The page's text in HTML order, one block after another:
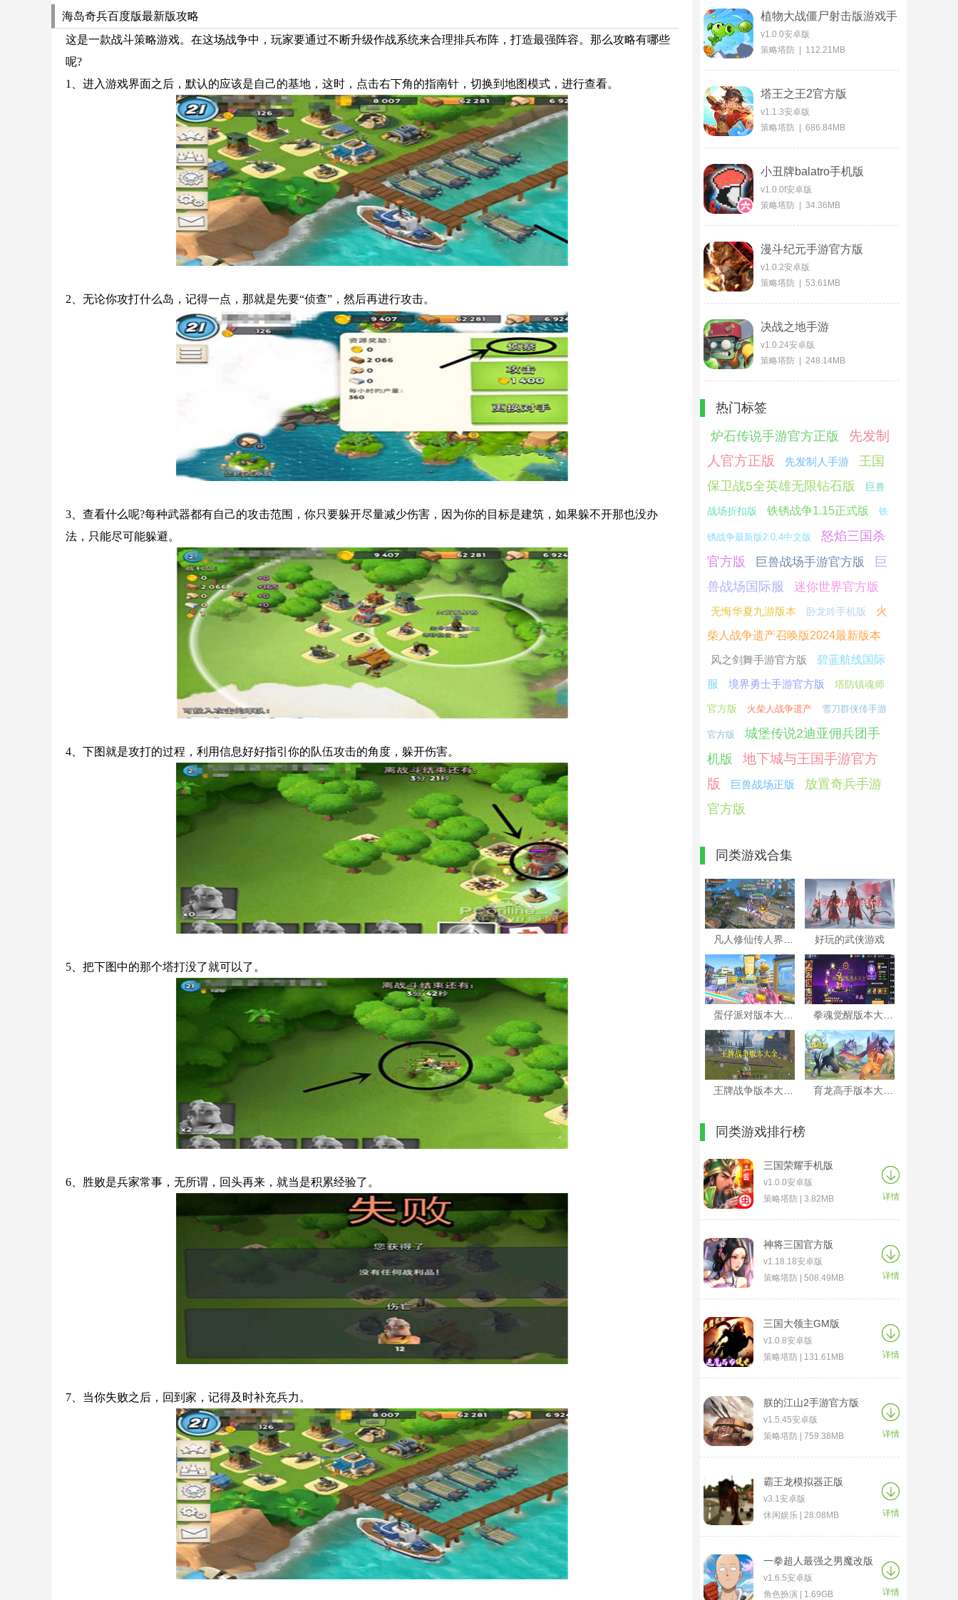
海岛奇兵百度版最新版攻略
这是一款战斗策略游戏。在这场战争中，玩家要通过不断升级作战系统来合理排兵布阵，打造最强阵容。那么攻略有哪些
呢?
1、进入游戏界面之后，默认的应该是自己的基地，这时，点击右下角的指南针，切换到地图模式，进行查看。
2、无论你攻打什么岛，记得一点，那就是先要“侦查”，然后再进行攻击。
3、查看什么呢?每种武器都有自己的攻击范围，你只要躲开尽量减少伤害，因为你的目标是建筑，如果躲不开那也没办
法，只能尽可能躲避。
4、下图就是攻打的过程，利用信息好好指引你的队伍攻击的角度，躲开伤害。
5、把下图中的那个塔打没了就可以了。
6、胜败是兵家常事，无所谓，回头再来，就当是积累经验了。
7、当你失败之后，回到家，记得及时补充兵力。
植物大战僵尸射击版游戏手
机版
v1.0.0安卓版
策略塔防 | 112.21MB
塔王之王2官方版
v1.1.3安卓版
策略塔防 | 686.84MB
小丑牌balatro手机版
v1.0.0f安卓版
策略塔防 | 34.36MB
漫斗纪元手游官方版
v1.0.2安卓版
策略塔防 | 53.61MB
决战之地手游
v1.0.24安卓版
策略塔防 | 248.14MB
热门标签
炉石传说手游官方正版
先发制
人官方正版
先发制人手游
王国
保卫战5全英雄无限钻石版
巨兽
战场折扣版 铁锈战争1.15正式版 铁
锈战争最新版2.0.4中文版
怒焰三国杀
官方版
巨兽战场手游官方版
巨
兽战场国际服
迷你世界官方版
无悔华夏九游版本 卧龙吟手机版
火
柴人战争遗产召唤版2024最新版本
风之剑舞手游官方版
碧蓝航线国际
服
境界勇士手游官方版 塔防镇魂师
官方版 火柴人战争遗产 雪刀群侠传手游
官方版
城堡传说2迪亚佣兵团手
机版
地下城与王国手游官方
版
巨兽战场正版
放置奇兵手游
官方版
同类游戏合集
好玩的武侠游戏
同类游戏排行榜
三国荣耀手机版
v1.0.0安卓版
策略塔防 | 3.82MB
详情
神将三国官方版
v1.18.18安卓版
策略塔防 | 508.49MB
详情
三国大领主GM版
v1.0.8安卓版
策略塔防 | 131.61MB
详情
朕的江山2手游官方版
v1.5.45安卓版
策略塔防 | 759.38MB
详情
霸王龙模拟器正版
v3.1安卓版
休闲娱乐 | 28.08MB
详情
一拳超人最强之男魔改版
v1.6.5安卓版
角色扮演 | 1.69GB
详情